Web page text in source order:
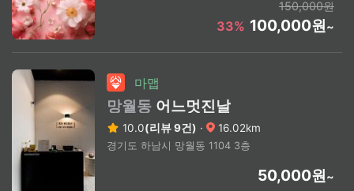
150,000원
33% 100,000원~
마맵
망월동 어느멋진날
10.0(리뷰 9건) · 16.02km
경기도 하남시 망월동 1104 3층
50,000원~